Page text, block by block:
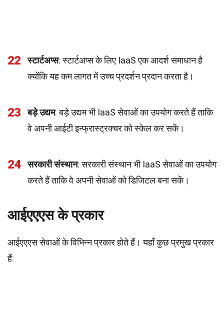
22 स्टार्टअप्स: स्टार्टअप्स के लिए IaaS एक आदर्श समाधान है
क्योंकि यह कम लागत में उच्च प्रदर्शन प्रदान करता है।
23 बड़े उद्यम: बड़े उद्यम भी IaaS सेवाओं का उपयोग करते हैं ताकि
वे अपनी आईटी इन्फ्रास्ट्रक्चर को स्केल कर सकें।
24 सरकारी संस्थान: सरकारी संस्थान भी IaaS सेवाओं का उपयोग
करते हैं ताकि वे अपनी सेवाओं को डिजिटल बना सकें।
आईएएएस के प्रकार
आईएएएस सेवाओं के विभिन्न प्रकार होते हैं। यहाँ कुछ प्रमुख प्रकार
हैं: